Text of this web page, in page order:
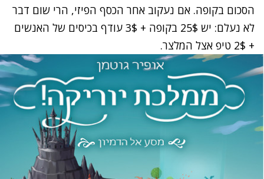
הסכום בקופה. אם נעקוב אחר הכסף הפיזי, הרי שום דבר
לא נעלם: יש 25$ בקופה + 3$ עודף בכיסים של האנשים
+ 2$ טיפ אצל המלצר.